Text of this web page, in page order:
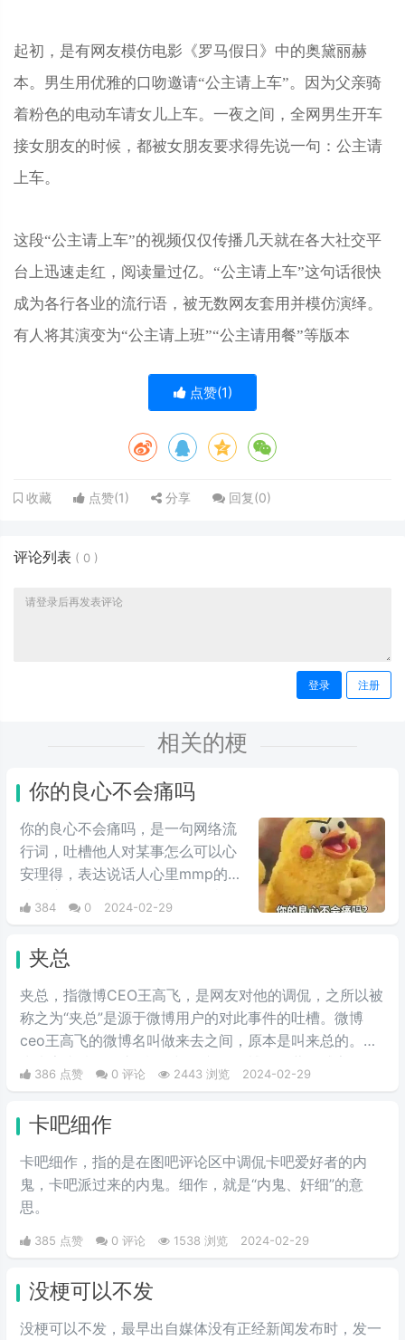
起初，是有网友模仿电影《罗马假日》中的奥黛丽赫
本。男生用优雅的口吻邀请“公主请上车”。因为父亲骑
着粉色的电动车请女儿上车。一夜之间，全网男生开车
接女朋友的时候，都被女朋友要求得先说一句：公主请
上车。
这段“公主请上车”的视频仅仅传播几天就在各大社交平
台上迅速走红，阅读量过亿。“公主请上车”这句话很快
成为各行各业的流行语，被无数网友套用并模仿演绎。
有人将其演变为“公主请上班”“公主请用餐”等版本
点赞(1)
收藏 点赞(1) 分享 回复(0)
评论列表 ( 0 )
登录 注册
相关的梗
你的良心不会痛吗
你的良心不会痛吗，是一句网络流
行词，吐槽他人对某事怎么可以心
安理得，表达说话人心里mmp的心
情。这里的“痛”含有“内疚、愧疚、
不好意思”等含义，并不是“疼痛”的
会内疚吗，来源于热图鹦鹉兄弟表
情包，火于知乎，该词也被《咬文
嚼字》评为2017年度十大流行语之
一，现在多用于聊天中的表情包。
384 0 2024-02-29
夹总
夹总，指微博CEO王高飞，是网友对他的调侃，之所以被
称之为“夹总”是源于微博用户的对此事件的吐槽。微博
ceo王高飞的微博名叫做来去之间，原本是叫来总的。因
为来字去掉一竖之后是“夹”，并且微博把屏蔽敏感字的行
为称为“夹”，所以来去之间喜提夹总这一称号。
386 点赞 0 评论 2443 浏览 2024-02-29
卡吧细作
卡吧细作，指的是在图吧评论区中调侃卡吧爱好者的内
鬼，卡吧派过来的内鬼。细作，就是“内鬼、奸细”的意
思。
385 点赞 0 评论 1538 浏览 2024-02-29
没梗可以不发
没梗可以不发，最早出自媒体没有正‌‌‌‌‌‌‌‌经新闻发布时，发一